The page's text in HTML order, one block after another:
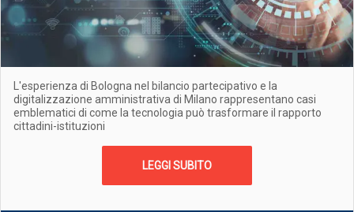
L'esperienza di Bologna nel bilancio partecipativo e la
digitalizzazione amministrativa di Milano rappresentano casi
emblematici di come la tecnologia può trasformare il rapporto
cittadini-istituzioni
LEGGI SUBITO